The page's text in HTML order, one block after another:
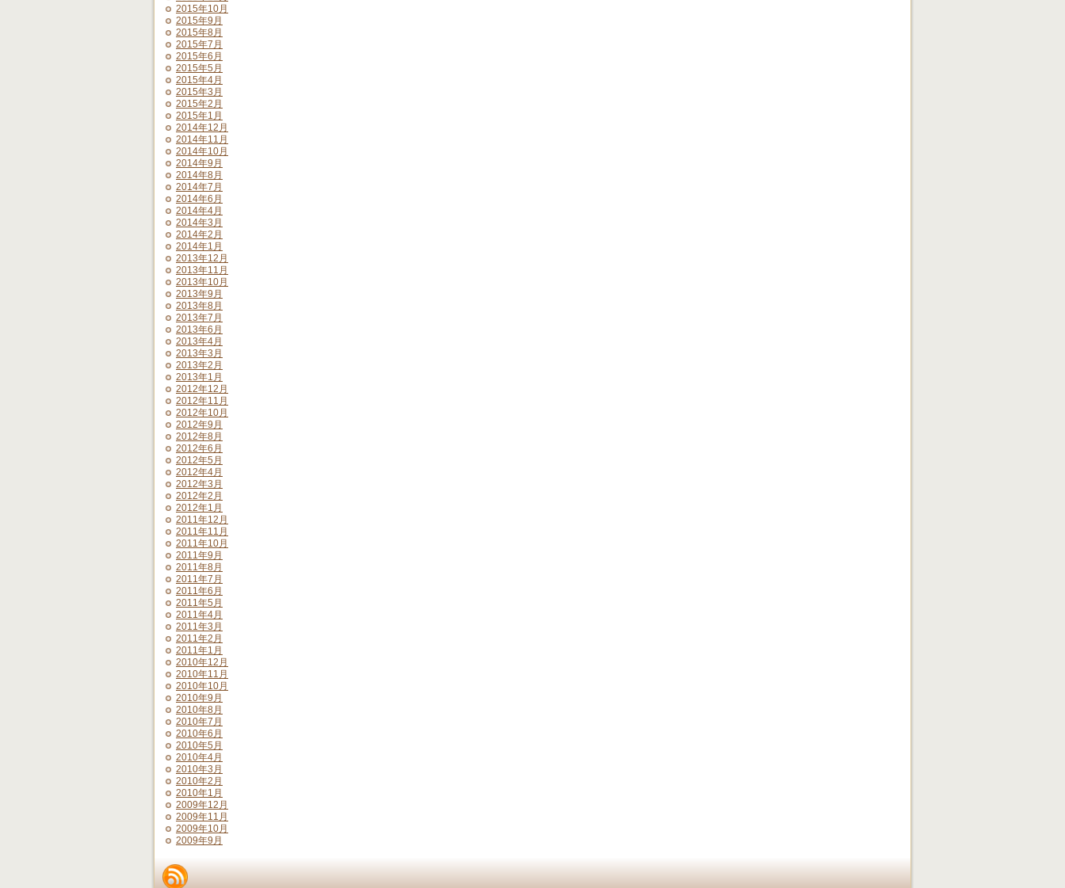
2015年10月
2015年9月
2015年8月
2015年7月
2015年6月
2015年5月
2015年4月
2015年3月
2015年2月
2015年1月
2014年12月
2014年11月
2014年10月
2014年9月
2014年8月
2014年7月
2014年6月
2014年4月
2014年3月
2014年2月
2014年1月
2013年12月
2013年11月
2013年10月
2013年9月
2013年8月
2013年7月
2013年6月
2013年4月
2013年3月
2013年2月
2013年1月
2012年12月
2012年11月
2012年10月
2012年9月
2012年8月
2012年6月
2012年5月
2012年4月
2012年3月
2012年2月
2012年1月
2011年12月
2011年11月
2011年10月
2011年9月
2011年8月
2011年7月
2011年6月
2011年5月
2011年4月
2011年3月
2011年2月
2011年1月
2010年12月
2010年11月
2010年10月
2010年9月
2010年8月
2010年7月
2010年6月
2010年5月
2010年4月
2010年3月
2010年2月
2010年1月
2009年12月
2009年11月
2009年10月
2009年9月